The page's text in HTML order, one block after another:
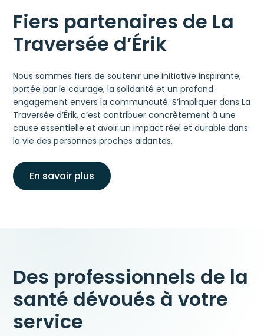
Fiers partenaires de La
Traversée d’Érik
Nous sommes fiers de soutenir une initiative inspirante,
portée par le courage, la solidarité et un profond
engagement envers la communauté. S’impliquer dans La
Traversée d’Érik, c’est contribuer concrètement à une
cause essentielle et avoir un impact réel et durable dans
la vie des personnes proches aidantes.
En savoir plus
Des professionnels de la
santé dévoués à votre
service